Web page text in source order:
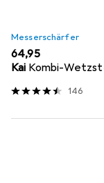
Messerschärfer
EUR
64,95
Kai Kombi-
146